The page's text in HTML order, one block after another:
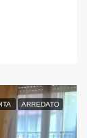
ARREDATO